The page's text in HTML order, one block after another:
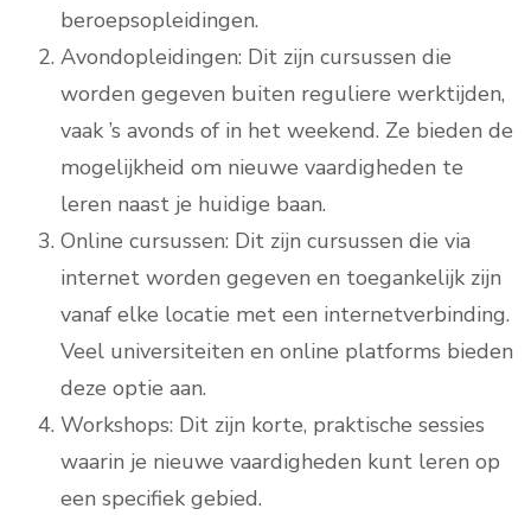
beroepsopleidingen.
Avondopleidingen: Dit zijn cursussen die
worden gegeven buiten reguliere werktijden,
vaak ’s avonds of in het weekend. Ze bieden de
mogelijkheid om nieuwe vaardigheden te
leren naast je huidige baan.
Online cursussen: Dit zijn cursussen die via
internet worden gegeven en toegankelijk zijn
vanaf elke locatie met een internetverbinding.
Veel universiteiten en online platforms bieden
deze optie aan.
Workshops: Dit zijn korte, praktische sessies
waarin je nieuwe vaardigheden kunt leren op
een specifiek gebied.